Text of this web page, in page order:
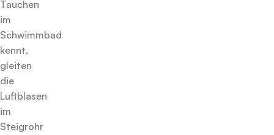
Tauchen
im
Schwimmbad
kennt,
gleiten
die
Luftblasen
im
Steigrohr